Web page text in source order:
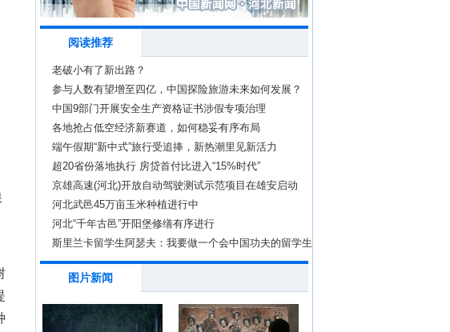
阅读推荐
老破小有了新出路？
参与人数有望增至四亿，中国探险旅游未来如何发展？
中国9部门开展安全生产资格证书涉假专项治理
各地抢占低空经济新赛道，如何稳妥有序布局
端午假期“新中式”旅行受追捧，新热潮里见新活力
超20省份落地执行 房贷首付比进入“15%时代”
京雄高速(河北)开放自动驾驶测试示范项目在雄安启动
河北武邑45万亩玉米种植进行中
河北“千年古邑”开阳堡修缮有序进行
斯里兰卡留学生阿瑟夫：我要做一个会中国功夫的留学生
图片新闻